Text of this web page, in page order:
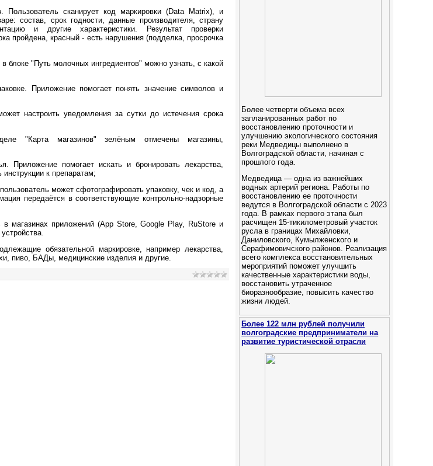
Пользователь сканирует код маркировки (Data Matrix), и
состав, срок годности, данные производителя, страну
и другие характеристики. Результат проверки
пройдена, красный - есть нарушения (подделка, просрочка
блоке "Путь молочных ингредиентов" можно узнать, с какой
Приложение помогает понять значение символов и
настроить уведомления за сутки до истечения срока
"Карта магазинов" зелёным отмечены магазины,
Приложение помогает искать и бронировать лекарства,
к препаратам;
может сфотографировать упаковку, чек и код, а
передаётся в соответствующие контрольно-надзорные
магазинах приложений (App Store, Google Play, RuStore и
обязательной маркировке, например лекарства,
пиво, БАДы, медицинские изделия и другие.
Более четверти объема всех
запланированных работ по
восстановлению проточности и
улучшению экологического состояния
реки Медведицы выполнено в
Волгоградской области, начиная с
прошлого года.
Медведица — одна из важнейших
водных артерий региона. Работы по
восстановлению ее проточности
ведутся в Волгоградской области с 2023
года. В рамках первого этапа был
расчищен 15-тикилометровый участок
русла в границах Михайловки,
Даниловского, Кумылженского и
Серафимовичского районов. Реализация
всего комплекса восстановительных
мероприятий поможет улучшить
качественные характеристики воды,
восстановить утраченное
биоразнообразие, повысить качество
жизни людей.
Более 122 млн рублей получили
волгоградские предприниматели на
развитие туристической отрасли